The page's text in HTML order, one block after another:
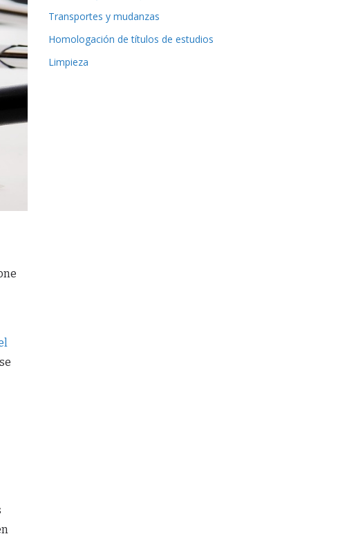
Transportes y mudanzas
Homologación de títulos de estudios
Limpieza